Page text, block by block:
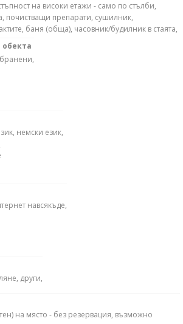
на високи етажи - само по стълби,
почистващи препарати, сушилник,
баня (обща), часовник/будилник в стаята,
немски език,
навсякъде,
други,
на място - без резервация, възможно